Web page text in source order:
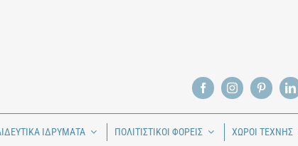
ΙΔΡΥΜΑΤΑ ΠΟΛΙΤΙΣΤΙΚΟΙ ΦΟΡΕΙΣ ΧΩΡΟΙ ΤΕΧΝΗΣ